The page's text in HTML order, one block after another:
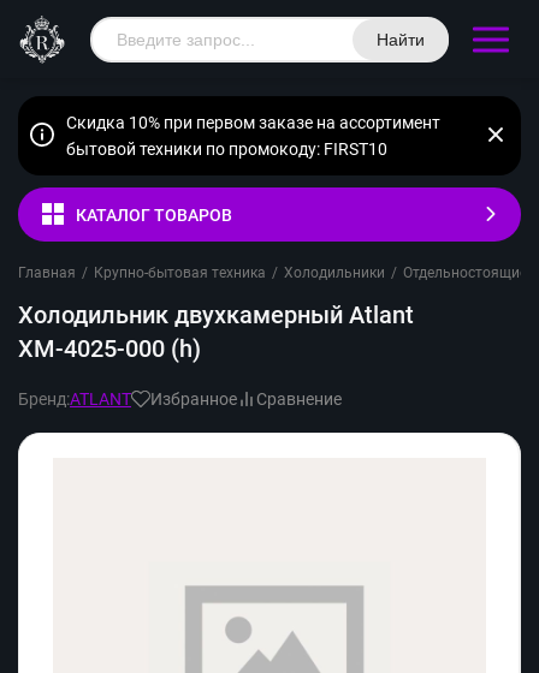
Найти
Скидка 10% при первом заказе на ассортимент
бытовой техники по промокоду: FIRST10
КАТАЛОГ ТОВАРОВ
Главная / Крупно-бытовая техника / Холодильники / Отдельностоящие
Холодильник двухкамерный Atlant
ХМ-4025-000 (h)
Бренд:ATLANT Избранное Сравнение